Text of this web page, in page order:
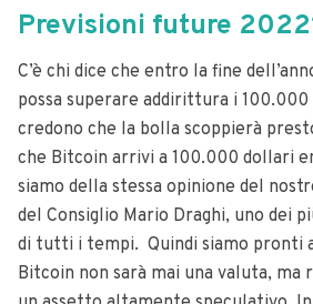
Previsioni future
C’è chi dice che entro la fine
possa superare addirittura i
credono che la bolla scoppierà
che Bitcoin arrivi a 100.000 dollari
siamo della stessa opinione del
del Consiglio Mario Draghi, uno dei
di tutti i tempi. Quindi siamo pronti
Bitcoin non sarà mai una valuta, ma